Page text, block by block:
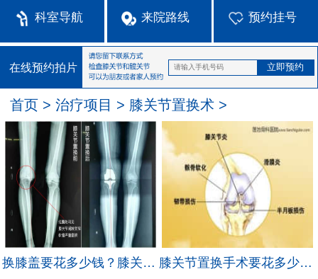
科室导航 来院路线 预约挂号
在线预约拍片
首页 > 治疗项目 > 膝关节置换术 >
换膝盖要花多少钱？膝关节置换手术的优点有哪些？ 膝关节置换手术要花多少钱？关于这台手术你要了解的还有很多……